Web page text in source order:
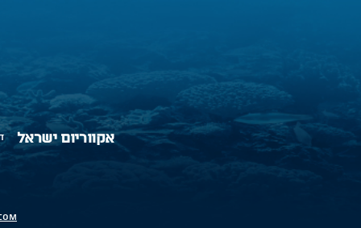
אקווריום ישראל